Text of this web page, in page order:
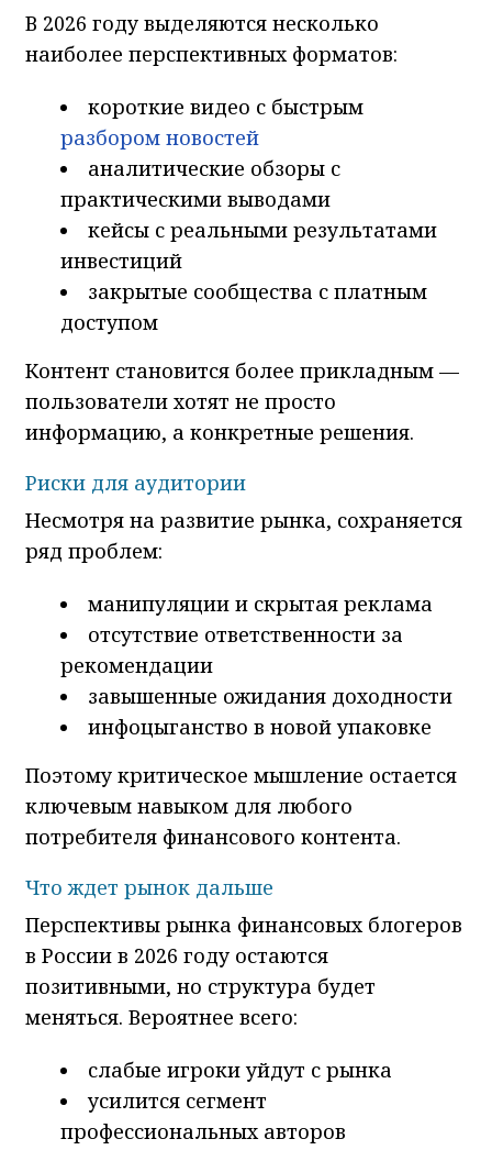
В 2026 году выделяются несколько
наиболее перспективных форматов:
короткие видео с быстрым
разбором новостей
аналитические обзоры с
практическими выводами
кейсы с реальными результатами
инвестиций
закрытые сообщества с платным
доступом
Контент становится более прикладным —
пользователи хотят не просто
информацию, а конкретные решения.
Риски для аудитории
Несмотря на развитие рынка, сохраняется
ряд проблем:
манипуляции и скрытая реклама
отсутствие ответственности за
рекомендации
завышенные ожидания доходности
инфоцыганство в новой упаковке
Поэтому критическое мышление остается
ключевым навыком для любого
потребителя финансового контента.
Что ждет рынок дальше
Перспективы рынка финансовых блогеров
в России в 2026 году остаются
позитивными, но структура будет
меняться. Вероятнее всего:
слабые игроки уйдут с рынка
усилится сегмент
профессиональных авторов